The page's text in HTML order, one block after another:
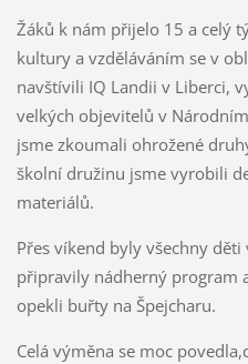
Žáků k nám přijelo 15 a celý
kultury a vzděláváním se v
navštívili IQ Landii v Liberci,
velkých objevitelů v
jsme zkoumali ohrožené
školní družinu jsme vyrobili
materiálů.
Přes víkend byly všechny
připravily nádherný program
opekli buřty na Špejcharu.
Celá výměna se moc